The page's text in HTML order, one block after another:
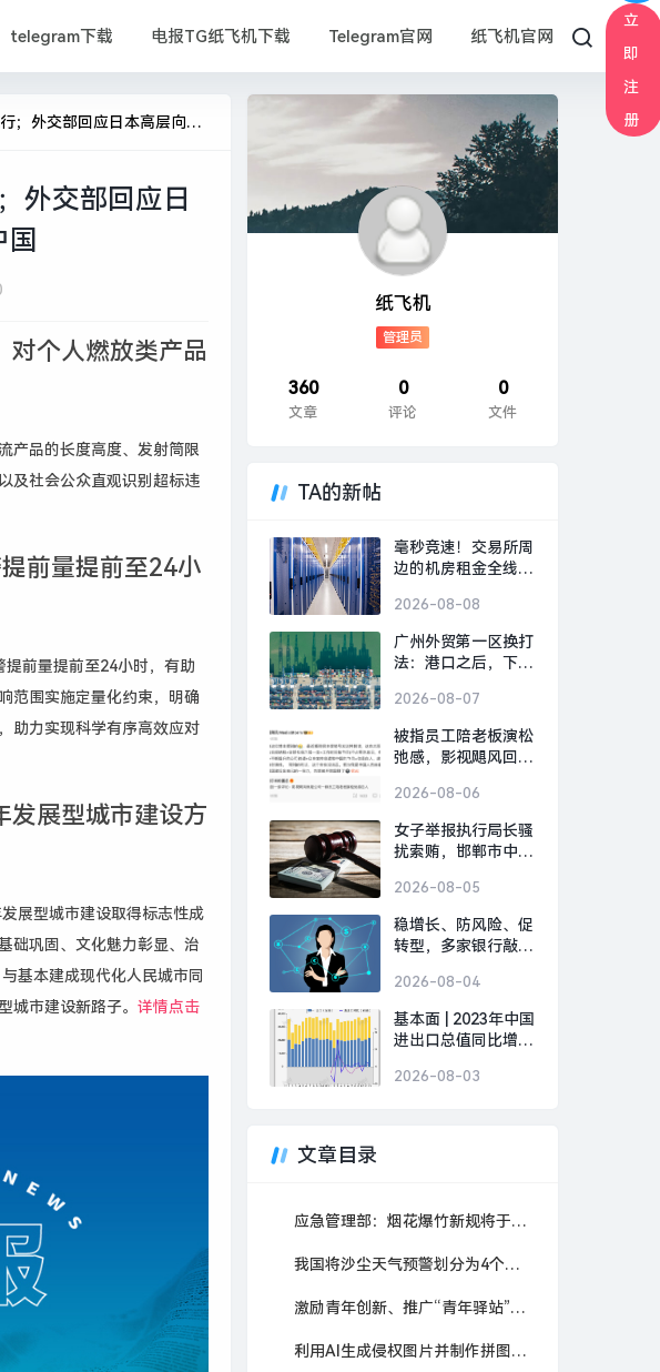
telegram下载 电报TG纸飞机下载 Telegram官网 纸飞机官网
立
即
注
册
高层向靖国神社献祭品|界面新闻 · 中国
外交部回应日
对个人燃放类产品
产品的长度高度、发射筒限
及社会公众直观识别超标违
前量提前至24小
前量提前至24小时，有助
范围实施定量化约束，明确
助力实现科学有序高效应对
发展型城市建设方
展型城市建设取得标志性成
础巩固、文化魅力彰显、治
基本建成现代化人民城市同
城市建设新路子。 详情点击
纸飞机
管理员
360
文章
0
评论
0
文件
TA的新帖
毫秒竞速！交易所周
边的机房租金全线上
2026-08-08
广州外贸第一区换打
法：港口之后，下一
新闻
2026-08-07
被指员工陪老板演松
弛感，影视飓风回
毒|界面新闻 · 科技
2026-08-06
女子举报执行局长骚
扰索贿，邯郸市中
局长被停职|界面新
闻 · 中国
2026-08-05
稳增长、防风险、促
转型，多家银行敲定
界面新闻
2026-08-04
基本面 | 2023年中国
进出口总值同比增长
个月新高|界面新闻
2026-08-03
文章目录
应急管理部：烟花爆竹新规将于五一施行，对个人燃放类产品药量限制更严格
我国将沙尘天气预警划分为4个等级，预警提前量提前至24小时
激励青年创新、推广“青年驿站”，深化青年发展型城市建设方案出炉！
利用AI生成侵权图片并制作拼图销售获利27万元，4人分别获刑